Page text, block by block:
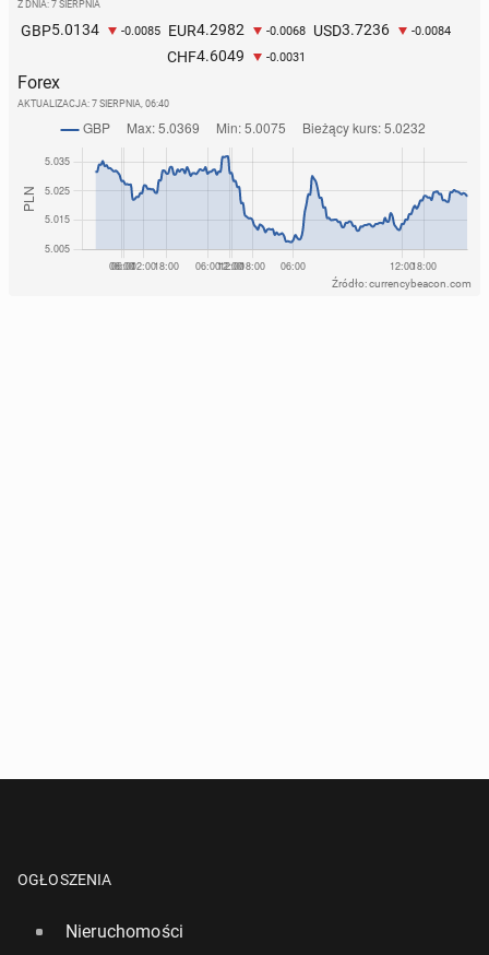
Z DNIA: 7 SIERPNIA
GBP5.0134 -0.0085 EUR4.2982 -0.0068 USD3.7236 -0.0084
CHF4.6049 -0.0031
Forex
AKTUALIZACJA: 7 SIERPNIA, 06:40
Źródło: currencybeacon.com
OGŁOSZENIA
Nieruchomości